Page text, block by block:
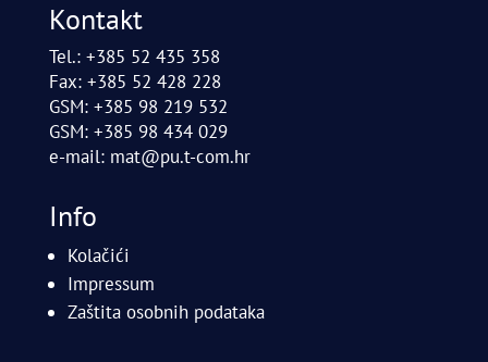
Kontakt
Tel.: +385 52 435 358
Fax: +385 52 428 228
GSM: +385 98 219 532
GSM: +385 98 434 029
e-mail: mat@pu.t-com.hr
Info
Kolačići
Impressum
Zaštita osobnih podataka